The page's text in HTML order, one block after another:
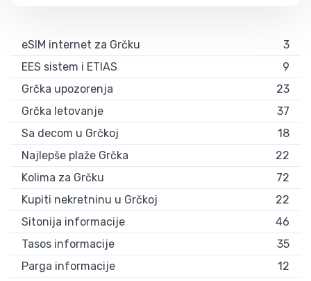
eSIM internet za Grčku
3
EES sistem i ETIAS
9
Grčka upozorenja
23
Grčka letovanje
37
Sa decom u Grčkoj
18
Najlepše plaže Grčka
22
Kolima za Grčku
72
Kupiti nekretninu u Grčkoj
22
Sitonija informacije
46
Tasos informacije
35
Parga informacije
12